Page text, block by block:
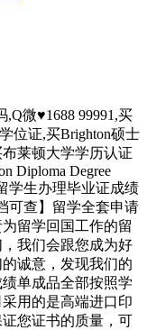
微♥1688 99991,买
位证,买Brighton硕士
莱顿大学学历认证
Diploma Degree
学生办理毕业证成绩
可查】留学全套申请
留学回国工作的留
我们会跟您成为好
诚意，发现我们的
单成品全部按照学
用的是高端进口印
您证书的质量，可